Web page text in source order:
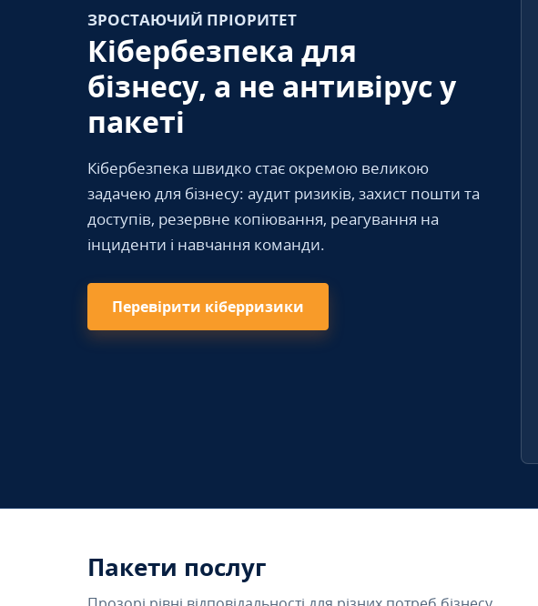
ЗРОСТАЮЧИЙ ПРІОРИТЕТ
Кібербезпека для
бізнесу, а не антивірус у
пакеті
Кібербезпека швидко стає окремою великою
задачею для бізнесу: аудит ризиків, захист пошти та
доступів, резервне копіювання, реагування на
інциденти і навчання команди.
Перевірити кіберризики
Пакети послуг